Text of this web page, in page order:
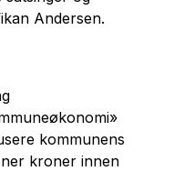
Andersen.
kommunens
kroner innen